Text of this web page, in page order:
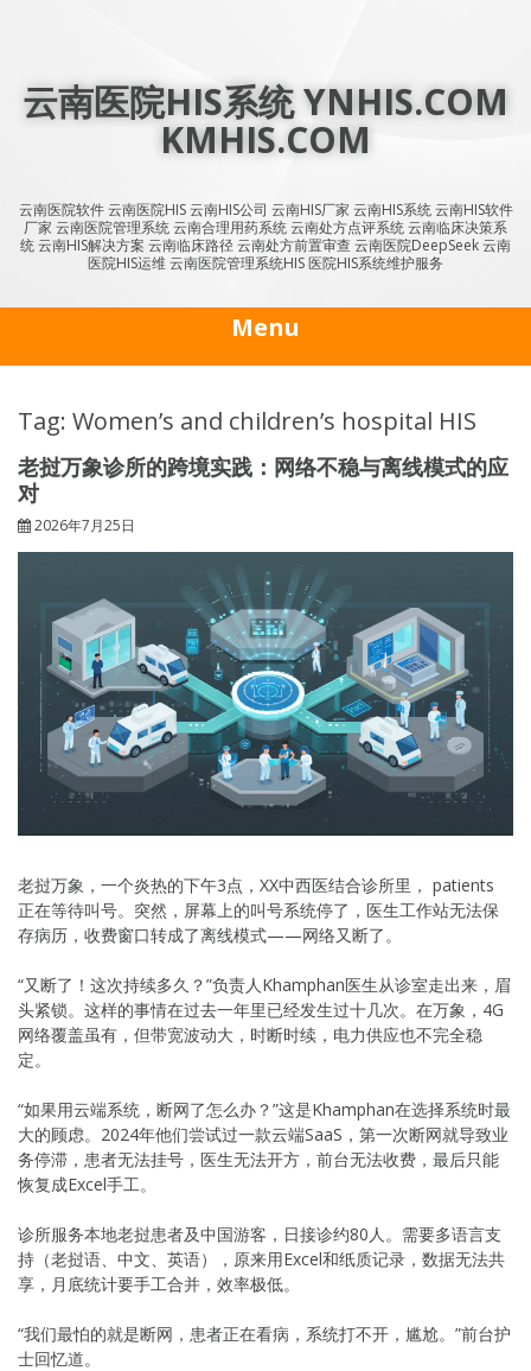
云南医院HIS系统 YNHIS.COM
KMHIS.COM
云南医院软件 云南医院HIS 云南HIS公司 云南HIS厂家 云南HIS系统 云南HIS软件
厂家 云南医院管理系统 云南合理用药系统 云南处方点评系统 云南临床决策系
统 云南HIS解决方案 云南临床路径 云南处方前置审查 云南医院DeepSeek 云南
医院HIS运维 云南医院管理系统HIS 医院HIS系统维护服务
Menu
Tag: Women’s and children’s hospital HIS
老挝万象诊所的跨境实践：网络不稳与离线模式的应
对
2026年7月25日
老挝万象，一个炎热的下午3点，XX中西医结合诊所里， patients
正在等待叫号。突然，屏幕上的叫号系统停了，医生工作站无法保
存病历，收费窗口转成了离线模式——网络又断了。
“又断了！这次持续多久？”负责人Khamphan医生从诊室走出来，眉
头紧锁。这样的事情在过去一年里已经发生过十几次。在万象，4G
网络覆盖虽有，但带宽波动大，时断时续，电力供应也不完全稳
定。
“如果用云端系统，断网了怎么办？”这是Khamphan在选择系统时最
大的顾虑。2024年他们尝试过一款云端SaaS，第一次断网就导致业
务停滞，患者无法挂号，医生无法开方，前台无法收费，最后只能
恢复成Excel手工。
诊所服务本地老挝患者及中国游客，日接诊约80人。需要多语言支
持（老挝语、中文、英语），原来用Excel和纸质记录，数据无法共
享，月底统计要手工合并，效率极低。
“我们最怕的就是断网，患者正在看病，系统打不开，尴尬。”前台护
士回忆道。